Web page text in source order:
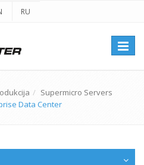
RU
Supermicro Servers
Data Center